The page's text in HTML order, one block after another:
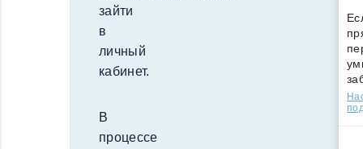
зайти
в
личный
кабинет.
В
процессе